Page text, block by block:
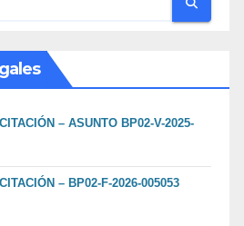
– ASUNTO BP02-V-2025-
– BP02-F-2026-005053